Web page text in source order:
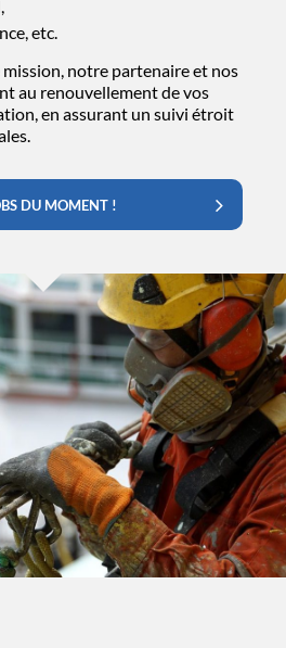
etc.
notre partenaire et nos
au renouvellement de vos
en assurant un suivi étroit
DU MOMENT !